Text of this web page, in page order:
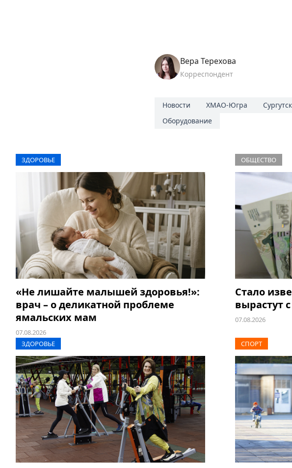
Вера Терехова
Корреспондент
Новости ХМАО-Югра
Оборудование
ЗДОРОВЬЕ
«Не лишайте малышей здоровья!»:
врач – о деликатной проблеме
ямальских мам
07.08.2026
ОБЩЕСТВО
Стало
вырастут
07.08.2026
ЗДОРОВЬЕ СПОРТ